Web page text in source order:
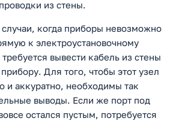
из стены.
когда приборы невозможно
к электроустановочному
вывести кабель из стены
Для того, чтобы этот узел
и аккуратно, необходимы так
выводы. Если же порт под
остался пустым, потребуется